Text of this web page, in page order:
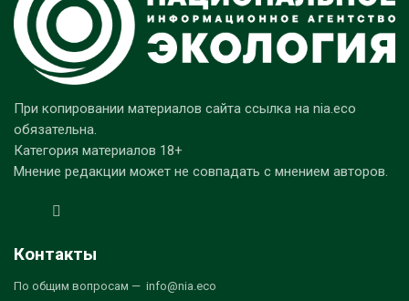
При копировании материалов сайта ссылка на nia.eco
обязательна.
Категория материалов 18+
Мнение редакции может не совпадать с мнением авторов.
Контакты
По общим вопросам — info@nia.eco